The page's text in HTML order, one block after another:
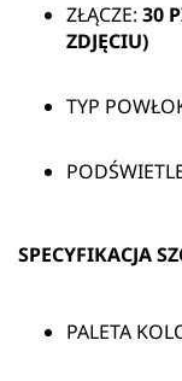
ZŁĄCZE: 30
ZDJĘCIU)
TYP
SPECYFIKACJA
PALETA